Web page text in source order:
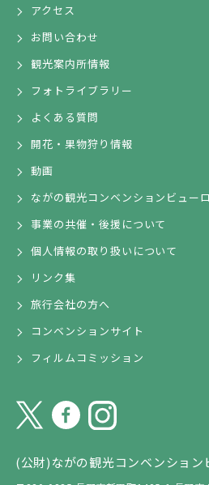
(公財)ながの観光コンベンション
アクセス
お問い合わせ
観光案内所情報
フォトライブラリー
よくある質問
開花・果物狩り情報
動画
ながの観光コンベンションビュー
事業の共催・後援について
個人情報の取り扱いについて
リンク集
旅行会社の方へ
コンベンションサイト
フィルムコミッション